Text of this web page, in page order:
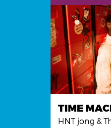
TIME
HNT jong &